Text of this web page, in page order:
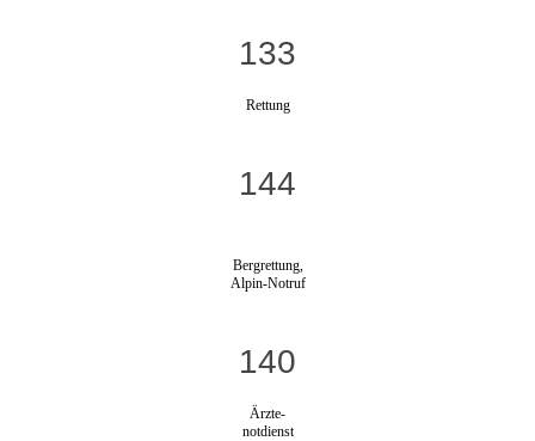
133
Rettung
144
Bergrettung,
Alpin-Notruf
140
Ärzte-
notdienst